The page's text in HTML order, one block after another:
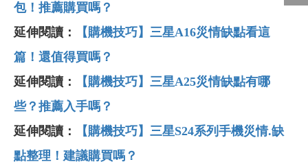
包！推薦購買嗎？
延伸閱讀：
【購機技巧】三星A16災情缺點看這
篇！還值得買嗎？
延伸閱讀：
【購機技巧】三星A25災情缺點有哪
些？推薦入手嗎？
延伸閱讀：
【購機技巧】三星S24系列手機災情.缺
點整理！建議購買嗎？